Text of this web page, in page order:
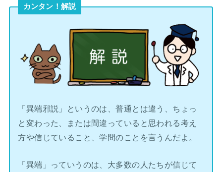
カンタン！解説
「異端邪説」というのは、普通とは違う、ちょっ
と変わった、または間違っていると思われる考え
方や信じていること、学問のことを言うんだよ。
「異端」っていうのは、大多数の人たちが信じて